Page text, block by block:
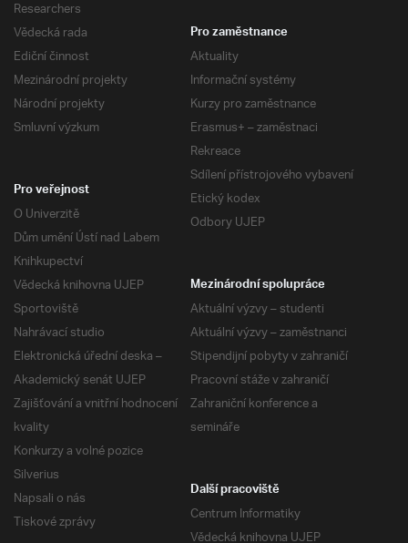
Researchers
Vědecká rada
Ediční činnost
Mezinárodní projekty
Národní projekty
Smluvní výzkum
Pro zaměstnance
Aktuality
Informační systémy
Kurzy pro zaměstnance
Erasmus+ – zaměstnaci
Rekreace
Sdílení přístrojového vybavení
Etický kodex
Odbory UJEP
Pro veřejnost
O Univerzitě
Dům umění Ústí nad Labem
Knihkupectví
Vědecká knihovna UJEP
Sportoviště
Nahrávací studio
Elektronická úřední deska –
Akademický senát UJEP
Zajišťování a vnitřní hodnocení
kvality
Konkurzy a volné pozice
Silverius
Napsali o nás
Tiskové zprávy
Mezinárodní spolupráce
Aktuální výzvy – studenti
Aktuální výzvy – zaměstnanci
Stipendijní pobyty v zahraničí
Pracovní stáže v zahraničí
Zahraniční konference a
semináře
Další pracoviště
Centrum Informatiky